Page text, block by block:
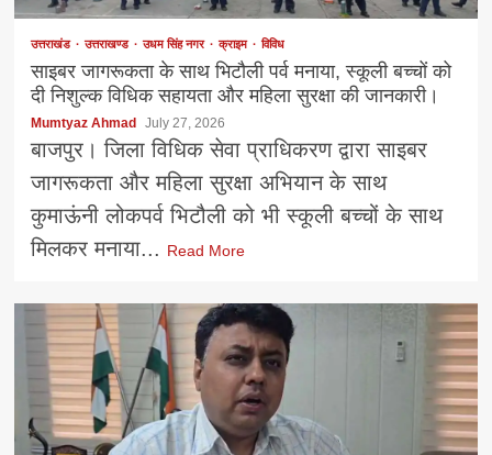
उत्तराखंड उत्तराखण्ड उधम सिंह नगर क्राइम विविध
साइबर जागरूकता के साथ भिटौली पर्व मनाया, स्कूली बच्चों को
दी निशुल्क विधिक सहायता और महिला सुरक्षा की जानकारी।
Mumtyaz Ahmad July 27, 2026
बाजपुर। जिला विधिक सेवा प्राधिकरण द्वारा साइबर
जागरूकता और महिला सुरक्षा अभियान के साथ
कुमाऊंनी लोकपर्व भिटौली को भी स्कूली बच्चों के साथ
मिलकर मनाया... Read More